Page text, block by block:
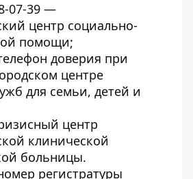
07-39 —
центр социально-
помощи;
доверия при
центре
для семьи, детей и
центр
клинической
больницы.
регистратуры